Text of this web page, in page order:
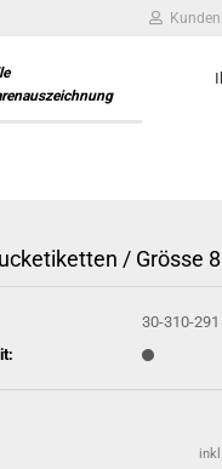
/ Grösse
30-310-291